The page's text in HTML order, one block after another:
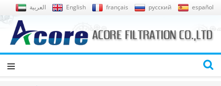
العربية English français русский español